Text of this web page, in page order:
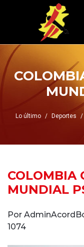
Lo último Deportes
COLOMBIA
MUNDIAL
Por
1074